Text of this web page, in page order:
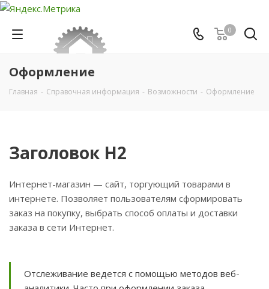
0
Оформление
Главная - Справочная информация - Возможности - Оформление
Заголовок H2
Интернет-магазин — сайт, торгующий товарами в
интернете. Позволяет пользователям сформировать
заказ на покупку, выбрать способ оплаты и доставки
заказа в сети Интернет.
Отслеживание ведется с помощью методов веб-